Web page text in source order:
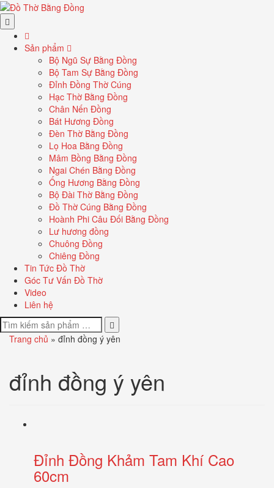
Sản phẩm
Bộ Ngũ Sự Bằng Đồng
Bộ Tam Sự Bằng Đồng
Đỉnh Đồng Thờ Cúng
Hạc Thờ Bằng Đồng
Chân Nến Đồng
Bát Hương Đồng
Đèn Thờ Bằng Đồng
Lọ Hoa Bằng Đồng
Mâm Bồng Bằng Đồng
Ngai Chén Bằng Đồng
Ống Hương Bằng Đồng
Bộ Đài Thờ Bằng Đồng
Đồ Thờ Cúng Bằng Đồng
Hoành Phi Câu Đối Bằng Đồng
Lư hương đồng
Chuông Đồng
Chiêng Đồng
Tin Tức Đồ Thờ
Góc Tư Vấn Đồ Thờ
Video
Liên hệ
Trang chủ » đỉnh đồng ý yên
đỉnh đồng ý yên
Đỉnh Đồng Khảm Tam Khí Cao
60cm